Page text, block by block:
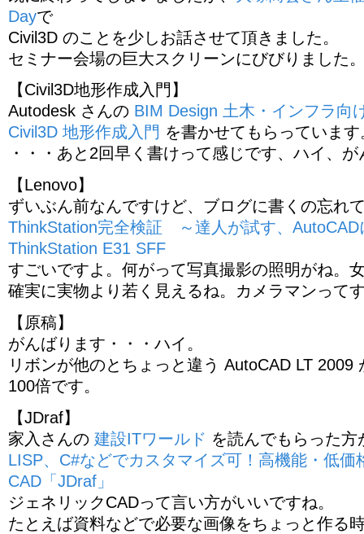
Dayで
Civil3D のことを少しお話させて頂きました。
セミナー会場の巨大スクリーンにびびりました
【Civil3D地形作成入門】
Autodesk さんの BIM Design 土木・インフラ向
Civil3D 地形作成入門 を書かせてもらっています
・・・あと2回早く書けって感じです、ハイ、
【Lenovo】
ずいぶん前なんですけど、ブログに書くの忘れ
ThinkStation完全検証 ～達人が試す、AutoCAD
ThinkStation E31 SFF
すごいですよ。何がって写真撮影の照明がね。
確実に実物より若く見えるね。カメラマンって
【原稿】
がんばります・・・ハイ。
リボンが他のとちょっと違う AutoCAD LT 2009
100倍です。
【JDraf】
家入さんの 建設ITワールド を読んでもらった方
LISP、C#などでカスタマイズ可！高機能・低価
CAD「JDraf」
ジェネリックCADって言い方がいいですね。
たとえば資料などで必要な画像をちょっと作る